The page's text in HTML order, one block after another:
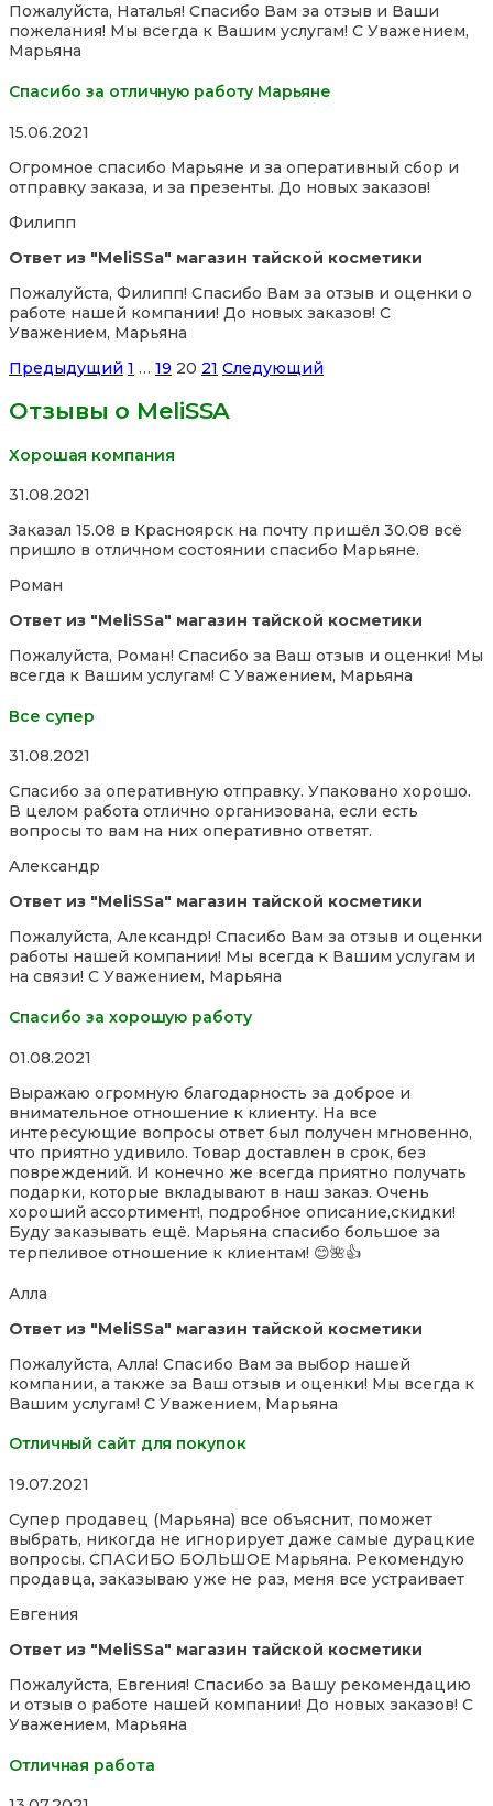
Пожалуйста, Наталья! Спасибо Вам за отзыв и Ваши
пожелания! Мы всегда к Вашим услугам! С Уважением,
Марьяна
Спасибо за отличную работу Марьяне
Rated
out
of
15.06.2021
Огромное спасибо Марьяне и за оперативный сбор и
отправку заказа, и за презенты. До новых заказов!
Филипп
Ответ из "MeliSSa" магазин тайской косметики
Пожалуйста, Филипп! Спасибо Вам за отзыв и оценки о
работе нашей компании! До новых заказов! С
Уважением, Марьяна
Site
Reviews
навигация
Предыдущий Страница
1 … Страница
19 Страница
20 Страница
21 Следующий
Отзывы о MeliSSA
Хорошая компания
Rated
out
of
31.08.2021
Заказал 15.08 в Красноярск на почту пришёл 30.08 всё
пришло в отличном состоянии спасибо Марьяне.
Роман
Ответ из "MeliSSa" магазин тайской косметики
Пожалуйста, Роман! Спасибо за Ваш отзыв и оценки! Мы
всегда к Вашим услугам! С Уважением, Марьяна
Все супер
Rated
out
of
5
31.08.2021
Спасибо за оперативную отправку. Упаковано хорошо.
В целом работа отлично организована, если есть
вопросы то вам на них оперативно ответят.
Александр
Ответ из "MeliSSa" магазин тайской косметики
Пожалуйста, Александр! Спасибо Вам за отзыв и оценки
работы нашей компании! Мы всегда к Вашим услугам и
на связи! С Уважением, Марьяна
Спасибо за хорошую работу
Rated
out
of
5
01.08.2021
Выражаю огромную благодарность за доброе и
внимательное отношение к клиенту. На все
интересующие вопросы ответ был получен мгновенно,
что приятно удивило. Товар доставлен в срок, без
повреждений. И конечно же всегда приятно получать
подарки, которые вкладывают в наш заказ. Очень
хороший ассортимент!, подробное описание,скидки!
Буду заказывать ещё. Марьяна спасибо большое за
терпеливое отношение к клиентам! 😊🌺👍
Алла
Ответ из "MeliSSa" магазин тайской косметики
Пожалуйста, Алла! Спасибо Вам за выбор нашей
компании, а также за Ваш отзыв и оценки! Мы всегда к
Вашим услугам! С Уважением, Марьяна
Отличный сайт для покупок
Rated
out
of
5
19.07.2021
Супер продавец (Марьяна) все объяснит, поможет
выбрать, никогда не игнорирует даже самые дурацкие
вопросы. СПАСИБО БОЛЬШОЕ Марьяна. Рекомендую
продавца, заказываю уже не раз, меня все устраивает
Евгения
Ответ из "MeliSSa" магазин тайской косметики
Пожалуйста, Евгения! Спасибо за Вашу рекомендацию
и отзыв о работе нашей компании! До новых заказов! С
Уважением, Марьяна
Отличная работа